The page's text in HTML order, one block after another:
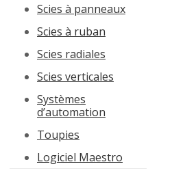
Scies à panneaux
Scies à ruban
Scies radiales
Scies verticales
Systèmes
d’automation
Toupies
Logiciel Maestro